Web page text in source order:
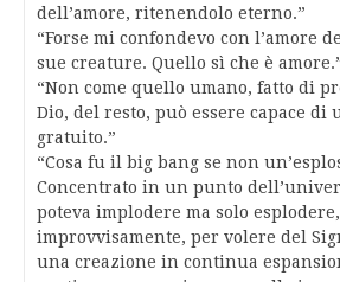
dell’amore, ritenendolo eterno.”
“Forse mi confondevo con l’amore
sue creature. Quello sì che è
“Non come quello umano, fatto di
Dio, del resto, può essere capace di
gratuito.”
“Cosa fu il big bang se non
Concentrato in un punto
poteva implodere ma solo esplodere,
improvvisamente, per volere del
una creazione in continua